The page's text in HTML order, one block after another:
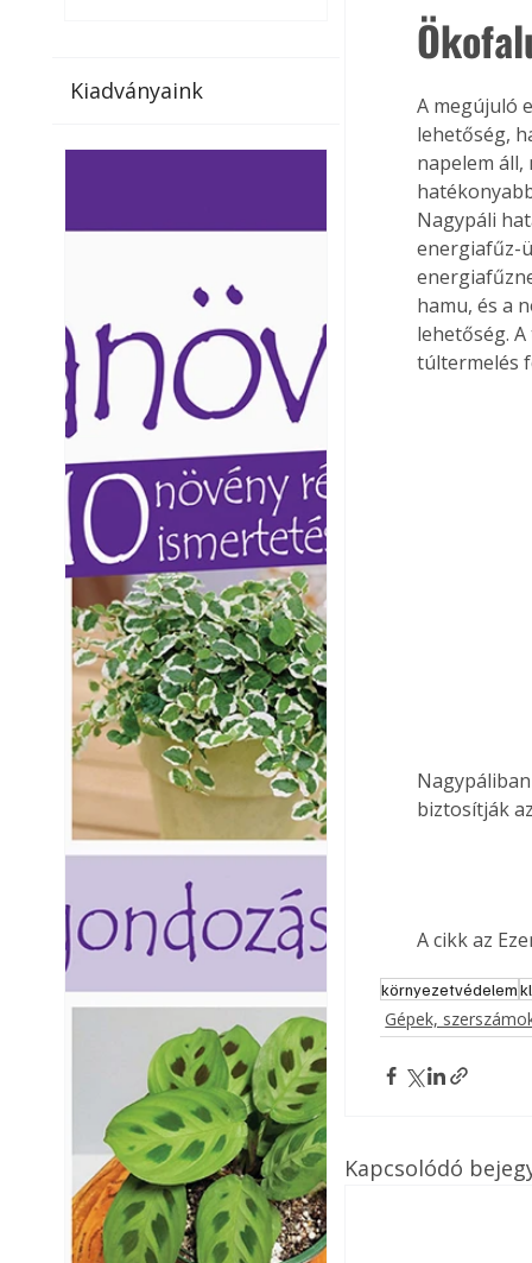
az otthonában, útközben vagy
elérhetők lapszámaink. Bárhol,
magazinok digitális
számítógépen,
vagy táblagépen.
nyaralás, pihenés
elérhetők
bármikor, akár
vagy dolgozva is
Ezermester
Laptapir kényelmes
mert: – t
Kiadványaink
A megújuló
lehetőség,
napelem
Nagypáli
energiafűz-
hamu, és a
lehetőség.
túltermelés
biztosítják
A cikk az
környezetvédelem
Gépek,
Kapcsolódó